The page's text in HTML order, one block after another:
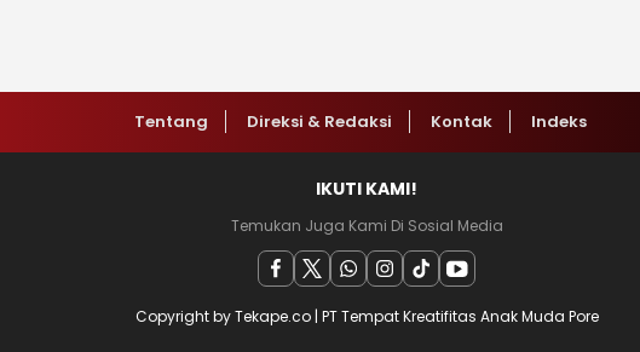
Tentang Direksi & Redaksi Kontak Indeks
IKUTI KAMI!
Temukan Juga Kami Di Sosial Media
Copyright by Tekape.co | PT Tempat Kreatifitas Anak Muda Pore